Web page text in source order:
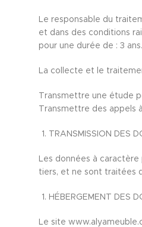
Le responsable du
et dans des conditions
pour une durée de : 3 ans.
La collecte et le
Transmettre une étude
Transmettre des appels
TRANSMISSION DES
Les données à
tiers, et ne sont traitées
HÉBERGEMENT DES
Le site